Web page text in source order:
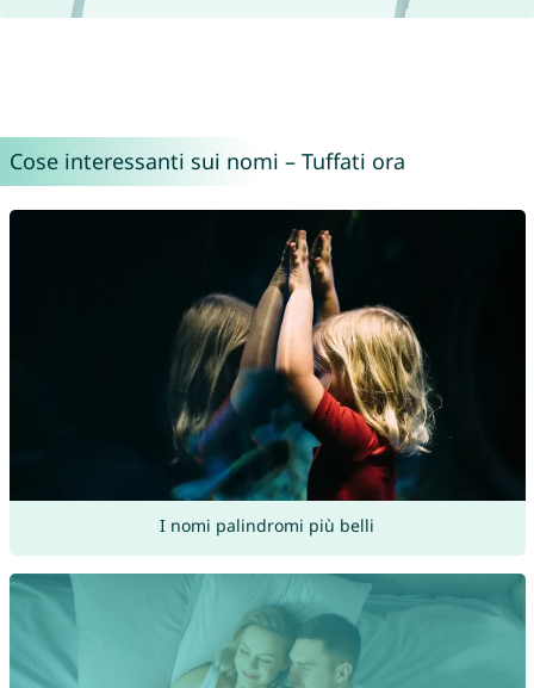
Cose interessanti sui nomi – Tuffati ora
I nomi palindromi più belli